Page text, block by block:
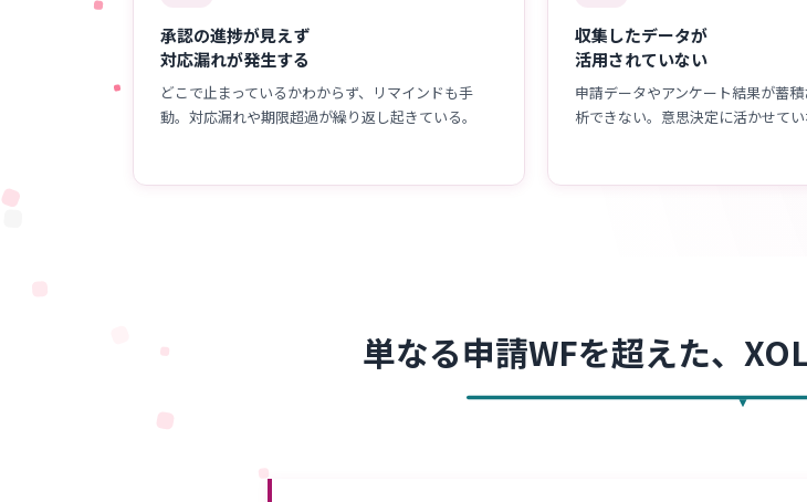
承認の進捗が見えず
対応漏れが発生する
どこで止まっているかわからず、リマインドも手
動。対応漏れや期限超過が繰り返し起きている。
収集したデータが
活用されていない
申請データやアンケート結果が蓄
析できない。意思決定に活かせてい
単なる申請WFを超えた、